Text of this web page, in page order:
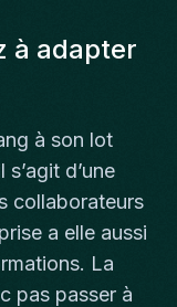
à adapter
à son lot
s’agit d’une
collaborateurs
a elle aussi
La
pas passer à